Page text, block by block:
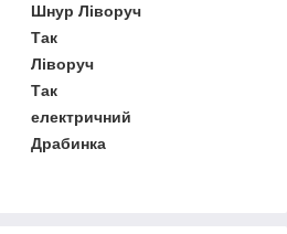
Шнур Ліворуч
Так
Ліворуч
Так
електричний
Драбинка